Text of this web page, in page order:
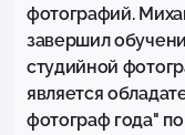
фотографий.
завершил
студийной
является
фотограф года"